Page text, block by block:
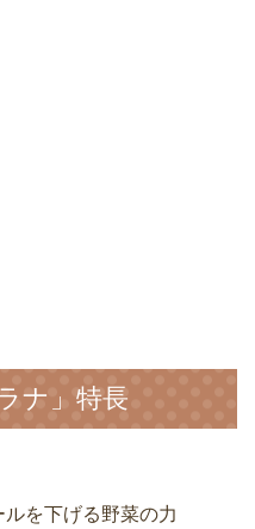
ナ」特長
ルを下げる野菜の力